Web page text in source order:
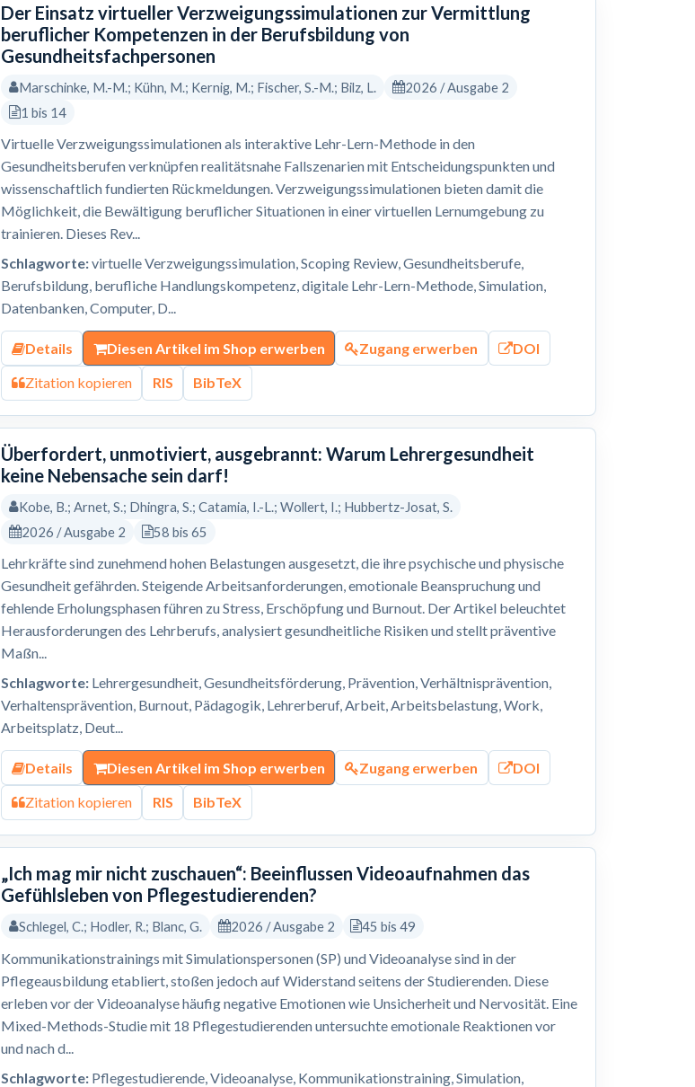
Der Einsatz virtueller Verzweigungssimulationen zur Vermittlung
beruflicher Kompetenzen in der Berufsbildung von
Gesundheitsfachpersonen
Marschinke, M.-M.; Kühn, M.; Kernig, M.; Fischer, S.-M.; Bilz, L.
2026 / Ausgabe 2
1 bis 14
Virtuelle Verzweigungssimulationen als interaktive Lehr-Lern-Methode in den
Gesundheitsberufen verknüpfen realitätsnahe Fallszenarien mit Entscheidungspunkten und
wissenschaftlich fundierten Rückmeldungen. Verzweigungssimulationen bieten damit die
Möglichkeit, die Bewältigung beruflicher Situationen in einer virtuellen Lernumgebung zu
trainieren. Dieses Rev...
Schlagworte:virtuelle Verzweigungssimulation, Scoping Review, Gesundheitsberufe,
Berufsbildung, berufliche Handlungskompetenz, digitale Lehr-Lern-Methode, Simulation,
Datenbanken, Computer, D...
Details Diesen Artikel im Shop erwerben Zugang erwerben DOI
Zitation kopieren RIS BibTeX
Überfordert, unmotiviert, ausgebrannt: Warum Lehrergesundheit
keine Nebensache sein darf!
Kobe, B.; Arnet, S.; Dhingra, S.; Catamia, I.-L.; Wollert, I.; Hubbertz-Josat, S.
2026 / Ausgabe 2
58 bis 65
Lehrkräfte sind zunehmend hohen Belastungen ausgesetzt, die ihre psychische und physische
Gesundheit gefährden. Steigende Arbeitsanforderungen, emotionale Beanspruchung und
fehlende Erholungsphasen führen zu Stress, Erschöpfung und Burnout. Der Artikel beleuchtet
Herausforderungen des Lehrberufs, analysiert gesundheitliche Risiken und stellt präventive
Maßn...
Schlagworte: Lehrergesundheit, Gesundheitsförderung, Prävention, Verhältnisprävention,
Verhaltensprävention, Burnout, Pädagogik, Lehrerberuf, Arbeit, Arbeitsbelastung, Work,
Arbeitsplatz, Deut...
Details Diesen Artikel im Shop erwerben Zugang erwerben DOI
Zitation kopieren RIS BibTeX
„Ich mag mir nicht zuschauen“: Beeinflussen Videoaufnahmen das
Gefühlsleben von Pflegestudierenden?
Schlegel, C.; Hodler, R.; Blanc, G. 2026 / Ausgabe 2 45 bis 49
Kommunikationstrainings mit Simulationspersonen (SP) und Videoanalyse sind in der
Pflegeausbildung etabliert, stoßen jedoch auf Widerstand seitens der Studierenden. Diese
erleben vor der Videoanalyse häufig negative Emotionen wie Unsicherheit und Nervosität. Eine
Mixed-Methods-Studie mit 18 Pflegestudierenden untersuchte emotionale Reaktionen vor
und nach d...
Schlagworte: Pflegestudierende, Videoanalyse, Kommunikationstraining, Simulation,